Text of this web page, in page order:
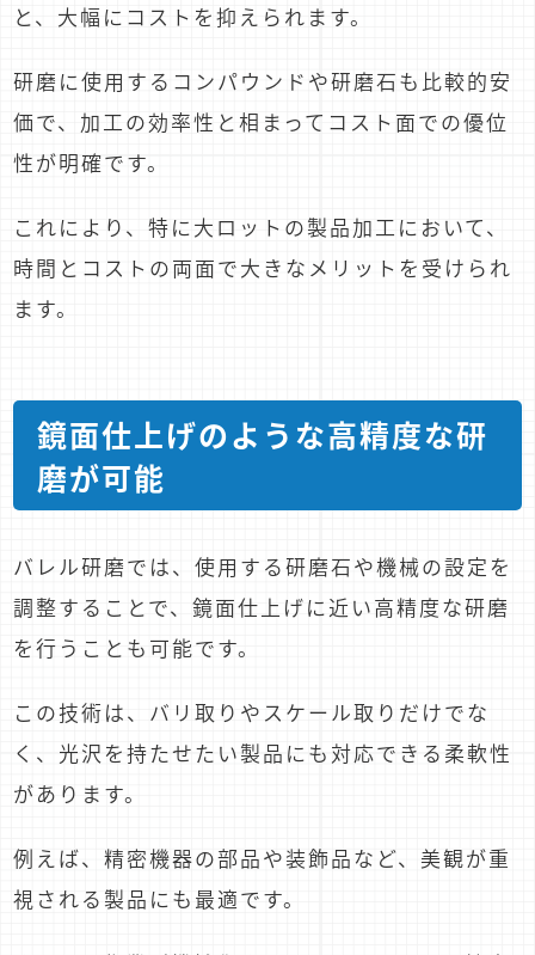
と、大幅にコストを抑えられます。
研磨に使用するコンパウンドや研磨石も比較的安
価で、加工の効率性と相まってコスト面での優位
性が明確です。
これにより、特に大ロットの製品加工において、
時間とコストの両面で大きなメリットを受けられ
ます。
鏡面仕上げのような高精度な研
磨が可能
バレル研磨では、使用する研磨石や機械の設定を
調整することで、鏡面仕上げに近い高精度な研磨
を行うことも可能です。
この技術は、バリ取りやスケール取りだけでな
く、光沢を持たせたい製品にも対応できる柔軟性
があります。
例えば、精密機器の部品や装飾品など、美観が重
視される製品にも最適です。